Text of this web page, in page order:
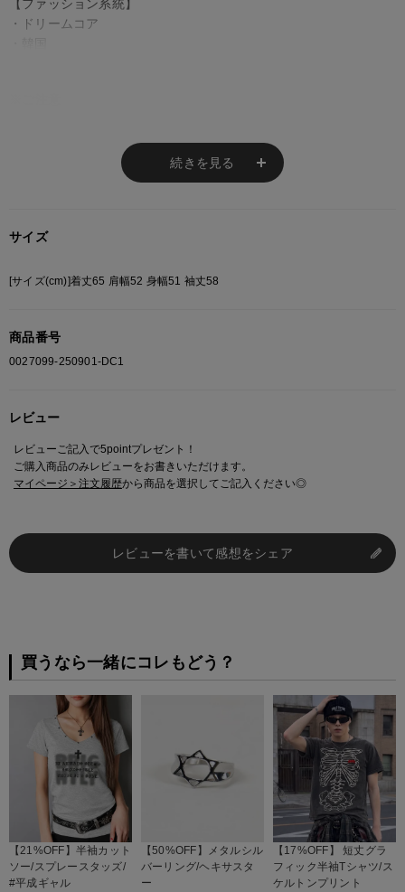
【ファッション系統】
・ドリームコア
あらかじめご了承ください。
総柄の商品は使用している生地の部分によって 写真と異なる場合がございま
続きを見る
サイズ
[サイズ(cm)]着丈65 肩幅52 身幅51 袖丈58
商品番号
0027099-250901-DC1
レビュー
レビューご記入で5pointプレゼント！
ご購入商品のみレビューをお書きいただけます。
マイページ＞注文履歴から商品を選択してご記入ください◎
レビューを書いて感想をシェア
買うなら一緒にコレもどう？
【21%OFF】半袖カット
ソー/スプレースタッズ/
#平成ギャル
【50%OFF】メタルシル
バーリング/ヘキサスタ
ー
【17%OFF】 短丈グラ
フィック半袖Tシャツ/ス
ケルトンプリント